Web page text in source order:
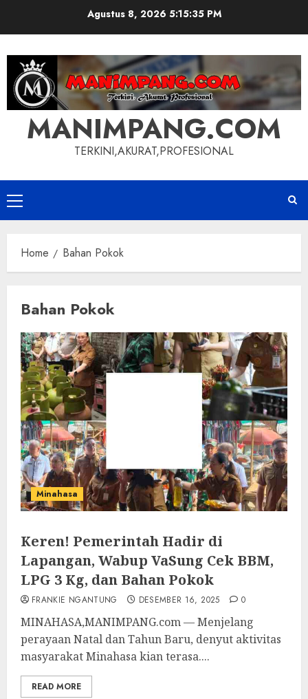
Agustus 8, 2026 5:15:35 PM
MANIMPANG.COM
TERKINI,AKURAT,PROFESIONAL
Primary
Menu
Home Bahan Pokok
Bahan Pokok
Minahasa
Keren! Pemerintah Hadir di
Lapangan, Wabup VaSung Cek BBM,
LPG 3 Kg, dan Bahan Pokok
FRANKIE NGANTUNG DESEMBER 16, 2025 0
MINAHASA,MANIMPANG.com — Menjelang
perayaan Natal dan Tahun Baru, denyut aktivitas
masyarakat Minahasa kian terasa....
READ MORE